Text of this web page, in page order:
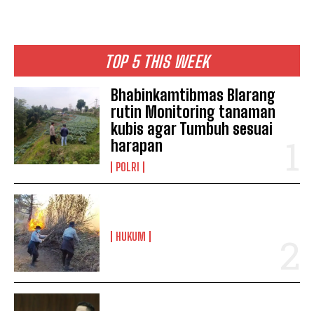
TOP 5 THIS WEEK
Bhabinkamtibmas Blarang
rutin Monitoring tanaman
kubis agar Tumbuh sesuai
harapan
POLRI
HUKUM